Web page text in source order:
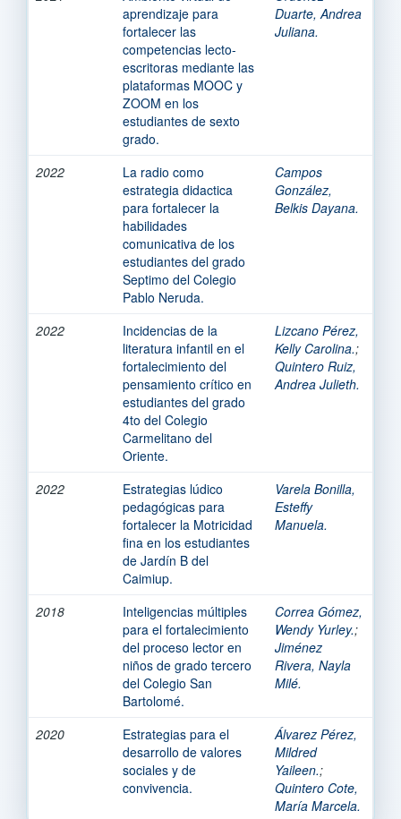
aprendizaje para
fortalecer las
competencias lecto-
escritoras mediante las
plataformas MOOC y
ZOOM en los
estudiantes de sexto
grado.
Duarte, Andrea
Juliana.
2022
La radio como
estrategia didactica
para fortalecer la
habilidades
comunicativa de los
estudiantes del grado
Septimo del Colegio
Pablo Neruda.
Campos
González,
Belkis Dayana.
2022
Incidencias de la
literatura infantil en el
fortalecimiento del
pensamiento crítico en
estudiantes del grado
4to del Colegio
Carmelitano del
Oriente.
Lizcano Pérez,
Kelly Carolina.;
Quintero Ruiz,
Andrea Julieth.
2022
Estrategias lúdico
pedagógicas para
fortalecer la Motricidad
fina en los estudiantes
de Jardín B del
Caimiup.
Varela Bonilla,
Esteffy
Manuela.
2018
Inteligencias múltiples
para el fortalecimiento
del proceso lector en
niños de grado tercero
del Colegio San
Bartolomé.
Correa Gómez,
Wendy Yurley.;
Jiménez
Rivera, Nayla
Milé.
2020
Estrategias para el
desarrollo de valores
sociales y de
convivencia.
Álvarez Pérez,
Mildred
Yaileen.;
Quintero Cote,
María Marcela.